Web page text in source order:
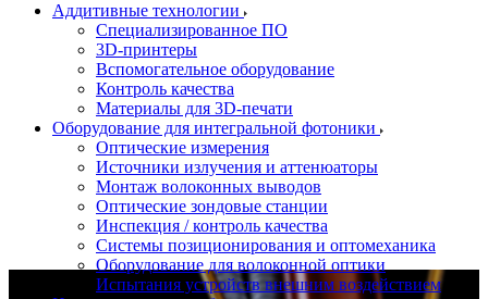
Аддитивные технологии
Специализированное ПО
3D-принтеры
Вспомогательное оборудование
Контроль качества
Материалы для 3D-печати
Оборудование для интегральной фотоники
Оптические измерения
Источники излучения и аттенюаторы
Монтаж волоконных выводов
Оптические зондовые станции
Инспекция / контроль качества
Системы позиционирования и оптомеханика
Оборудование для волоконной оптики
Испытания устройств внешним воздействием